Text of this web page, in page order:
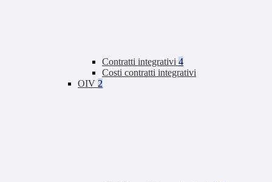
Contratti integrativi 4
Costi contratti integrativi
OIV 2